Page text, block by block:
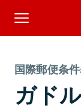
国際郵便条
ガド